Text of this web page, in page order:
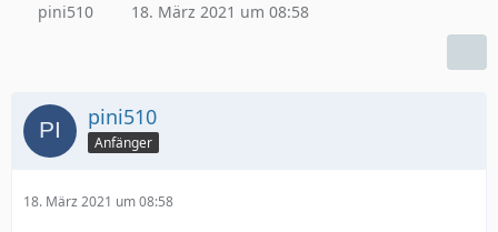
pini510 18. März 2021 um 08:58
pini510
Anfänger
18. März 2021 um 08:58